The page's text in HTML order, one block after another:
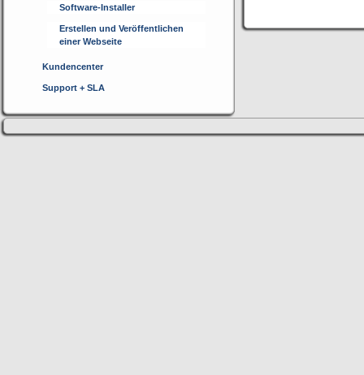
Software-Installer
Erstellen und Veröffentlichen
einer Webseite
Kundencenter
Support + SLA